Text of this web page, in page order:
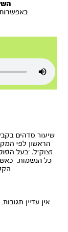
שיעור מדהים
הראשון לפי
זצוק"ל, 'בעל
כל הנשמות.
אין עדיין תגובות.